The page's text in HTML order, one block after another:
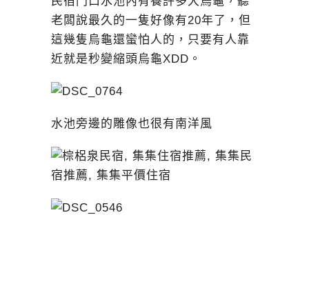
老闆說最久的一隻好像有20年了，但
這幾隻烏龜還蠻怕人的，只要有人靠
近就是秒變縮頭烏龜XDD。
水池旁邊的雕像也很有南洋風